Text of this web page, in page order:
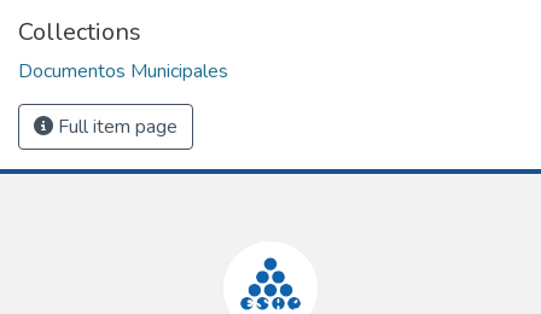
Collections
Documentos Municipales
Full item page